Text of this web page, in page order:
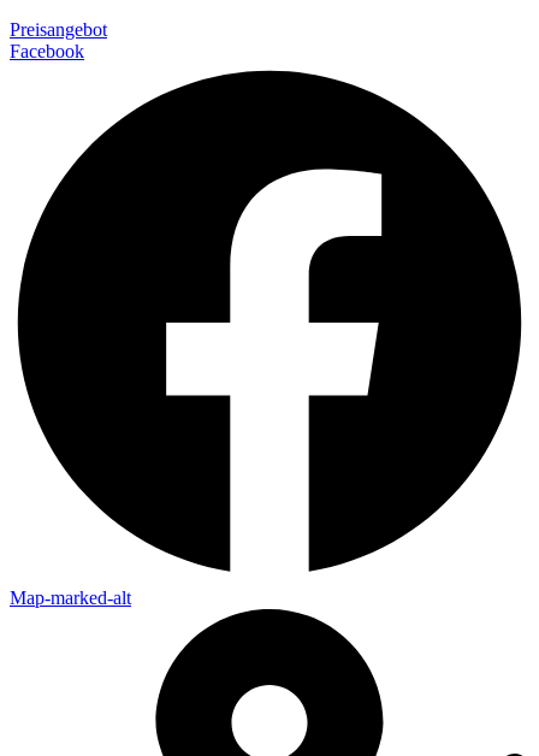
Preisangebot
Facebook
Map-marked-alt